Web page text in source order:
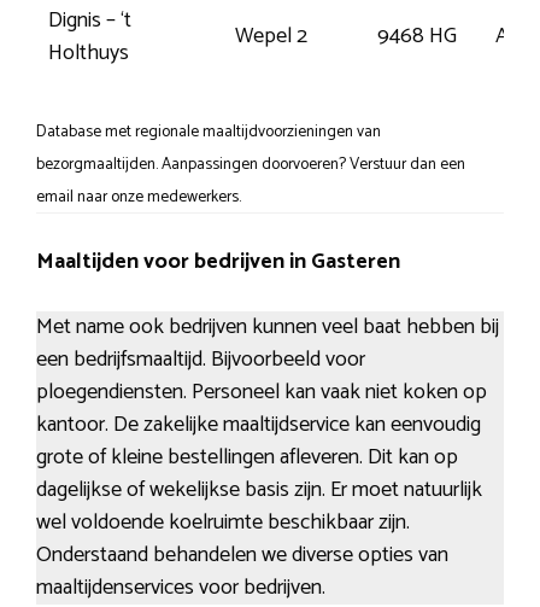
Dignis – ‘t
Holthuys
Wepel 2 9468 HG
Database met regionale maaltijdvoorzieningen van
bezorgmaaltijden. Aanpassingen doorvoeren? Verstuur dan een
email naar onze medewerkers.
Maaltijden voor bedrijven in Gasteren
Met name ook bedrijven kunnen veel baat hebben bij
een bedrijfsmaaltijd. Bijvoorbeeld voor
ploegendiensten. Personeel kan vaak niet koken op
kantoor. De zakelijke maaltijdservice kan eenvoudig
grote of kleine bestellingen afleveren. Dit kan op
dagelijkse of wekelijkse basis zijn. Er moet natuurlijk
wel voldoende koelruimte beschikbaar zijn.
Onderstaand behandelen we diverse opties van
maaltijdenservices voor bedrijven.